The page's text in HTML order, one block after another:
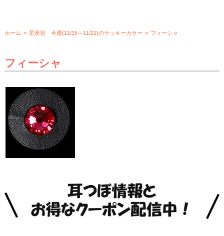
ホーム > 星座別 今週(11/15～11/21)のラッキーカラー > フィーシャ
フィーシャ